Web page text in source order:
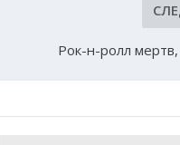
Рок-н-ролл